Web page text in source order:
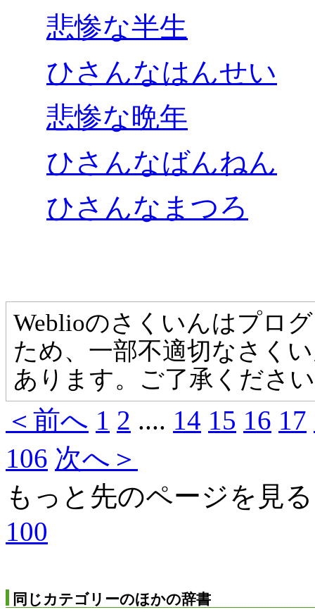
悲惨な半生
ひさんなはんせい
悲惨な晩年
ひさんなばんねん
ひさんなまつろ
Weblioのさくいんはプロ
ため、一部不適切なさく
あります。ご了承くださ
＜前へ 1 2 .... 14 15 16 17
106 次へ＞
もっと先のページを見
100
同じカテゴリーのほかの辞書